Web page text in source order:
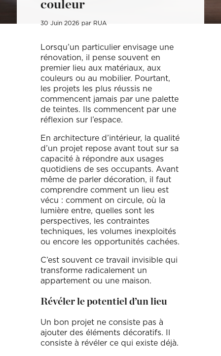
Décoration, rénovation, construction : définissez votre projet et
couleur
30 Juin 2026 par RUA
Lorsqu’un particulier envisage une
rénovation, il pense souvent en
premier lieu aux matériaux, aux
couleurs ou au mobilier. Pourtant,
les projets les plus réussis ne
commencent jamais par une palette
de teintes. Ils commencent par une
réflexion sur l’espace.
En architecture d’intérieur, la qualité
d’un projet repose avant tout sur sa
capacité à répondre aux usages
quotidiens de ses occupants. Avant
même de parler décoration, il faut
comprendre comment un lieu est
vécu : comment on circule, où la
lumière entre, quelles sont les
perspectives, les contraintes
techniques, les volumes inexploités
ou encore les opportunités cachées.
C’est souvent ce travail invisible qui
transforme radicalement un
appartement ou une maison.
Révéler le potentiel d’un lieu
Un bon projet ne consiste pas à
ajouter des éléments décoratifs. Il
consiste à révéler ce qui existe déjà.
Vous êtes un client Vous souhaitez
Mon budget total (€)
Souhaitez-vous nous
projet ?
Votre
rendez-
vous
par :
Domicile Visio
Coaching
déco
Téléphone
oubliez pas !
(Ex: Nogent-sur-marne).
Merci de cliquer sur votre
ville dans le menu
déroulant.
Vous êtes un client Vous souhaitez
Mon budget total (€)
en dire plus sur votre
projet ?